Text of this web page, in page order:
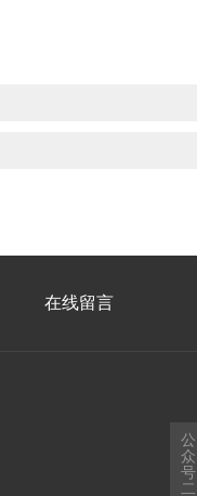
在线留言
公
众
号
二